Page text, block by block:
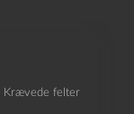
Krævede felter